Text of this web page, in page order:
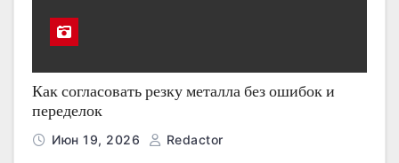
Как согласовать резку металла без ошибок и
переделок
Июн 19, 2026 Redactor